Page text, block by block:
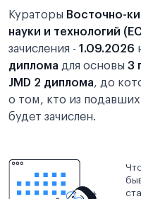
Кураторы Восточно-
науки и технологий
зачисления - 1.09.2026
диплома для основы 3
JMD 2 диплома, до
о том, кто из
будет зачислен.